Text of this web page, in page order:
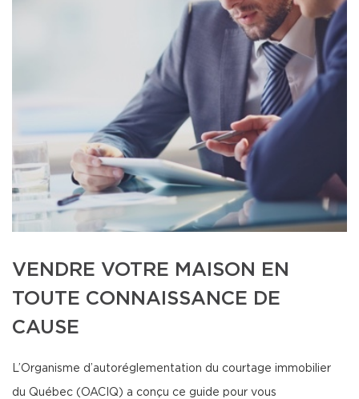
VENDRE VOTRE MAISON EN
TOUTE CONNAISSANCE DE
CAUSE
L’Organisme d’autoréglementation du courtage immobilier
du Québec (OACIQ) a conçu ce guide pour vous